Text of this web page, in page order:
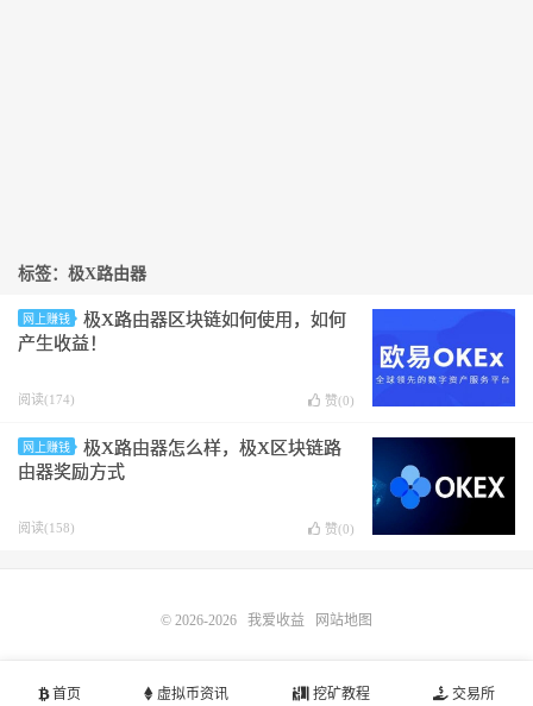
标签：极X路由器
网上赚钱
极X路由器区块链如何使用，如何
产生收益！
阅读(174) 赞(0)
网上赚钱
极X路由器怎么样，极X区块链路
由器奖励方式
阅读(158) 赞(0)
首页 虚拟币资讯 挖矿教程 交易所
© 2026-2026 我爱收益 网站地图